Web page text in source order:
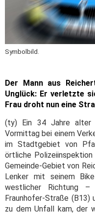
Symbolbild.
Der Mann aus
Unglück: Er verletzte
Frau droht nun eine
(ty) Ein 34 Jahre alter
Vormittag bei einem
im Stadtgebiet von
örtliche
Gemeinde-Gebiet von
Lenker mit seinem
westlicher Richtung
Fraunhofer-Straße (B13)
zu dem Unfall kam, der